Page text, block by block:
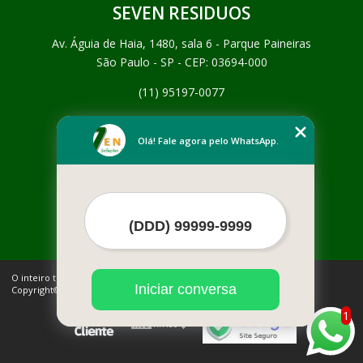
SEVEN RESIDUOS
Av. Águia de Haia, 1480, sala 6 - Parque Paineiras
São Paulo - SP - CEP: 03694-000
(11) 95197-0077
Empresa
Contato
Mais Serviços
O inteiro teor deste site está sujeito à proteção de direitos autorais.
Copyright© SEVEN RESIDUOS (Lei 9610 de 19/02/1998)
1
Olá! Fale agora pelo WhatsApp.
Iniciar conversa